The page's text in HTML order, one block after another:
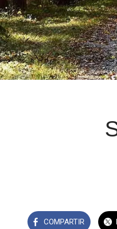
COMPARTIR